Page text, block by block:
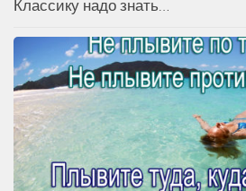
Классику надо знать…